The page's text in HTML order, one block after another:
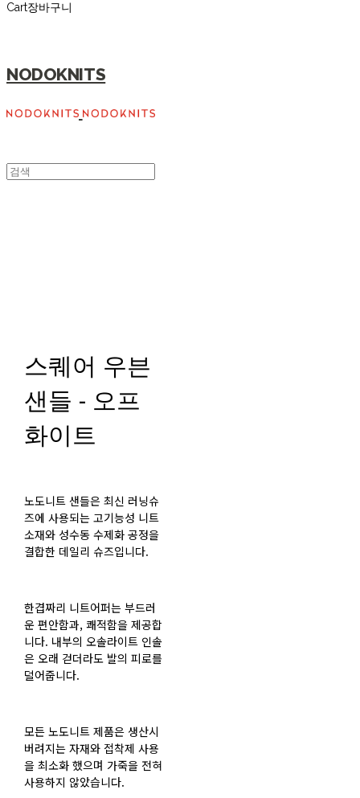
Cart장바구니
NODOKNITS
스퀘어 우븐
샌들 - 오프
화이트
노도니트 샌들은 최신 러닝슈
즈에 사용되는 고기능성 니트
소재와 성수동 수제화 공정을
결합한 데일리 슈즈입니다.
한겹짜리 니트어퍼는 부드러
운 편안함과, 쾌적함을 제공합
니다. 내부의 오솔라이트 인솔
은 오래 걷더라도 발의 피로를
덜어줍니다.
모든 노도니트 제품은 생산시
버려지는 자재와 접착제 사용
을 최소화 했으며 가죽을 전혀
사용하지 않았습니다.